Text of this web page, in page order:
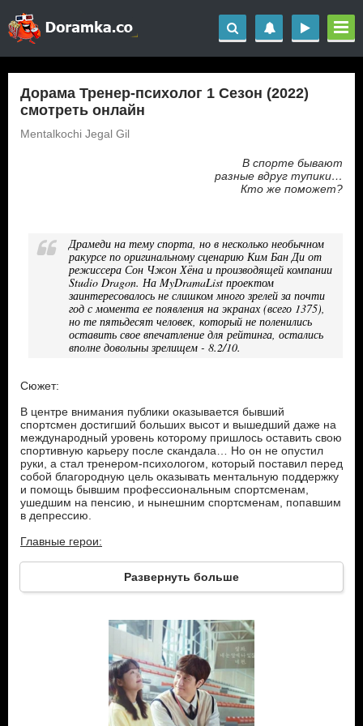
Дорама Тренер-психолог 1 Сезон (2022)
смотреть онлайн
Mentalkochi Jegal Gil
В спорте бывают
разные вдруг тупики…
Кто же поможет?
Драмеди на тему спорта, но в несколько необычном
ракурсе по оригинальному сценарию Ким Бан Ди от
режиссера Сон Чжон Хёна и производящей компании
Studio Dragon. На MyDramaList проектом
заинтересовалось не слишком много зрелей за почти
год с момента ее появления на экранах (всего 1375),
но те пятьдесят человек, который не поленились
оставить свое впечатление для рейтинга, остались
вполне довольны зрелищем - 8.2/10.
Сюжет:
В центре внимания публики оказывается бывший
спортсмен достигший больших высот и вышедший даже на
международный уровень которому пришлось оставить свою
спортивную карьеру после скандала… Но он не опустил
руки, а стал тренером-психологом, который поставил перед
собой благородную цель оказывать ментальную поддержку
и помощь бывшим профессиональным спортсменам,
ушедшим на пенсию, и нынешним спортсменам, попавшим
в депрессию.
Главные герои:
Дже Галь Гиль - бывший чемпион по тхэквондо, известный
своим трудолюбием и обаянием. После скандала в
спортивном кампусе, его навсегда исключают из школы.
возвращается в кампус в качестве тренера-психолога.
Ча Га Ыль - бывшая чемпионка мира по шорт-треку в
кризисе. Бесстрастна, как покерный игрок. Ее называют
"Ледяная принцесса". Активно копается в себе, ища
причины неудач.
Гу Тхэ Ман - директор Центра по правам человека в
Олимпийском комитете Кореи. Бывший чемпион
Развернуть больше